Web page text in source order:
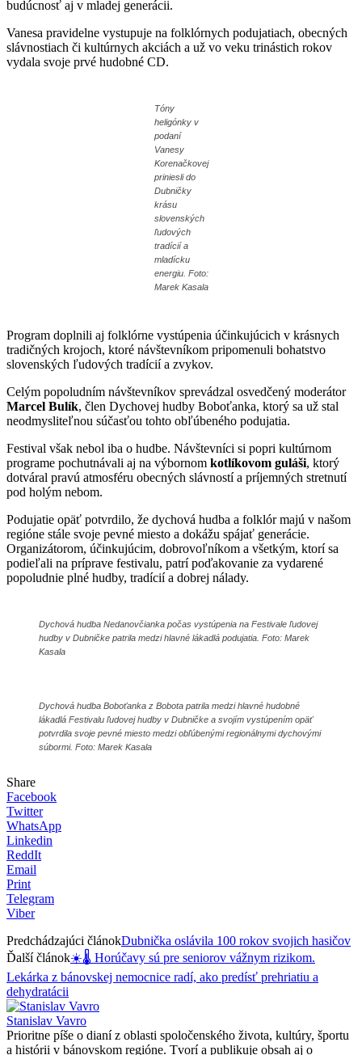
budúcnosť aj v mladej generácii.
Vanesa pravidelne vystupuje na folklórnych podujatiach, obecných
slávnostiach či kultúrnych akciách a už vo veku trinástich rokov
vydala svoje prvé hudobné CD.
Tóny
heligónky v
podaní
Vanesy
Korenačkovej
priniesli do
Dubničky
krásu
slovenských
ľudových
tradícií a
mladícku
energiu. Foto:
Marek Kasala
Program doplnili aj folklórne vystúpenia účinkujúcich v krásnych
tradičných krojoch, ktoré návštevníkom pripomenuli bohatstvo
slovenských ľudových tradícií a zvykov.
Celým popoludním návštevníkov sprevádzal osvedčený moderátor
Marcel Bulík, člen Dychovej hudby Boboťanka, ktorý sa už stal
neodmysliteľnou súčasťou tohto obľúbeného podujatia.
Festival však nebol iba o hudbe. Návštevníci si popri kultúrnom
programe pochutnávali aj na výbornom kotlíkovom guláši, ktorý
dotváral pravú atmosféru obecných slávností a príjemných stretnutí
pod holým nebom.
Podujatie opäť potvrdilo, že dychová hudba a folklór majú v našom
regióne stále svoje pevné miesto a dokážu spájať generácie.
Organizátorom, účinkujúcim, dobrovoľníkom a všetkým, ktorí sa
podieľali na príprave festivalu, patrí poďakovanie za vydarené
popoludnie plné hudby, tradícií a dobrej nálady.
Dychová hudba Nedanovčianka počas vystúpenia na Festivale ľudovej
hudby v Dubničke patrila medzi hlavné lákadlá podujatia. Foto: Marek
Kasala
Dychová hudba Boboťanka z Bobota patrila medzi hlavné hudobné
lákadlá Festivalu ľudovej hudby v Dubničke a svojím vystúpením opäť
potvrdila svoje pevné miesto medzi obľúbenými regionálnymi dychovými
súbormi. Foto: Marek Kasala
Share
Facebook
Twitter
WhatsApp
Linkedin
ReddIt
Email
Print
Telegram
Viber
Predchádzajúci článokDubnička oslávila 100 rokov svojich hasičov
Ďalší článok☀️🌡️ Horúčavy sú pre seniorov vážnym rizikom.
Lekárka z bánovskej nemocnice radí, ako predísť prehriatiu a
dehydratácii
Stanislav Vavro
Prioritne píše o dianí z oblasti spoločenského života, kultúry, športu
a histórii v bánovskom regióne. Tvorí a publikuje obsah aj o